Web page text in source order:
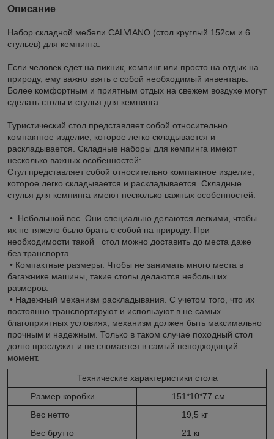
Описание
Набор складной мебели CALVIANO (стол круглый 152см и 6
стульев) для кемпинга.
Если человек едет на пикник, кемпинг или просто на отдых на
природу, ему важно взять с собой необходимый инвентарь.
Более комфортным и приятным отдых на свежем воздухе могут
сделать столы и стулья для кемпинга.
Туристический стол представляет собой относительно
компактное изделие, которое легко складывается и
раскладывается. Складные наборы для кемпинга имеют
несколько важных особенностей:
Стул представляет собой относительно компактное изделие,
которое легко складывается и раскладывается. Складные
стулья для кемпинга имеют несколько важных особенностей:
• Небольшой вес. Они специально делаются легкими, чтобы
их не тяжело было брать с собой на природу. При
необходимости такой стол можно доставить до места даже
без транспорта.
• Компактные размеры. Чтобы не занимать много места в
багажнике машины, такие столы делаются небольших
размеров.
• Надежный механизм раскладывания. С учетом того, что их
постоянно транспортируют и используют в не самых
благоприятных условиях, механизм должен быть максимально
прочным и надежным. Только в таком случае походный стол
долго прослужит и не сломается в самый неподходящий
момент.
Технические характеристики стола
Размер коробки
151*10*77 см
Вес нетто
19,5 кг
Вес брутто
21 кг